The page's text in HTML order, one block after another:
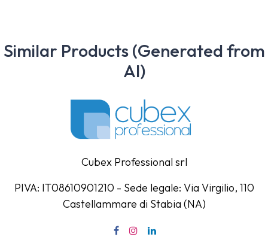
Similar Products (Generated from
AI)
Cubex Professional srl
PIVA: IT08610901210 - Sede legale: Via Virgilio, 110
Castellammare di Stabia (NA)